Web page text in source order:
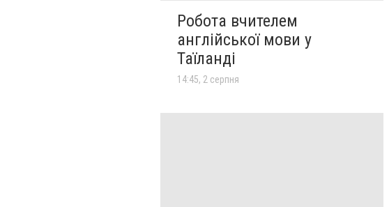
Робота вчителем
англійської мови у
Таїланді
14:45, 2 серпня